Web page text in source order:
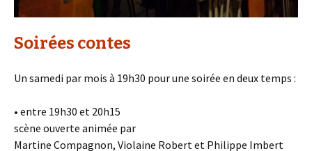
Soirées contes
Un samedi par mois à 19h30 pour une soirée en deux temps :
• entre 19h30 et 20h15
scène ouverte animée par
Martine Compagnon, Violaine Robert et Philippe Imbert